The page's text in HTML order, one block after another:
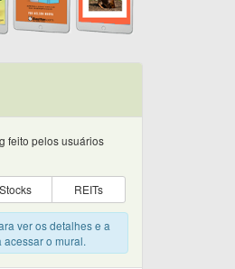
feito pelos usuários
Stocks REITs
ver os detalhes e a
o mural.